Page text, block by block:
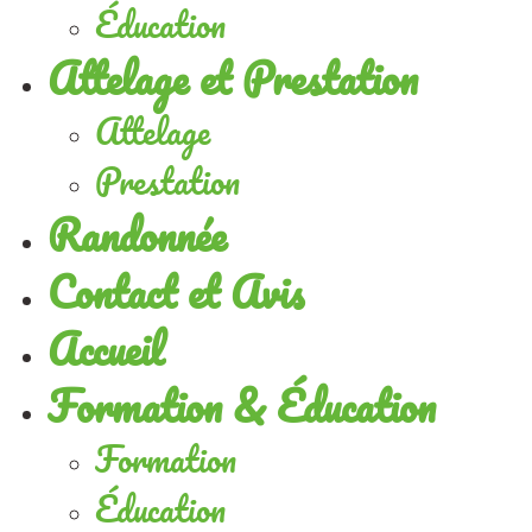
Éducation
Attelage et Prestation
Attelage
Prestation
Randonnée
Contact et Avis
Accueil
Formation & Éducation
Formation
Éducation